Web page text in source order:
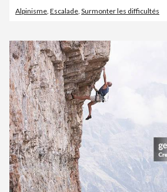
Alpinisme, Escalade, Surmonter les difficultés